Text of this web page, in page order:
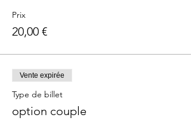
Prix
20,00 €
Vente expirée
Type de billet
option couple